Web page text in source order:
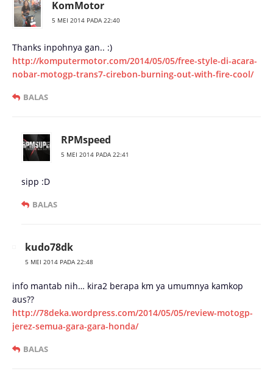
KomMotor
5 MEI 2014 PADA 22:40
Thanks inpohnya gan.. :)
http://komputermotor.com/2014/05/05/free-style-di-acara-
nobar-motogp-trans7-cirebon-burning-out-with-fire-cool/
BALAS
RPMspeed
5 MEI 2014 PADA 22:41
sipp :D
BALAS
kudo78dk
5 MEI 2014 PADA 22:48
info mantab nih… kira2 berapa km ya umumnya kamkop
aus??
http://78deka.wordpress.com/2014/05/05/review-motogp-
jerez-semua-gara-gara-honda/
BALAS